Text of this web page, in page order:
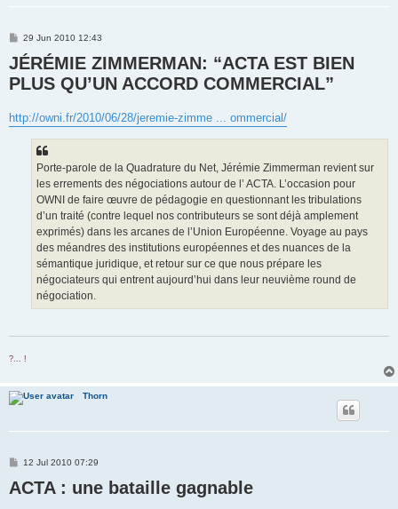
P
s
t
29 Jun 2010 12:43
JÉRÉMIE ZIMMERMAN: “ACTA EST BIEN
PLUS QU’UN ACCORD COMMERCIAL”
http://owni.fr/2010/06/28/jeremie-zimme ... ommercial/
Porte-parole de la Quadrature du Net, Jérémie Zimmerman revient sur
les errements des négociations autour de l’ ACTA. L’occasion pour
OWNI de faire œuvre de pédagogie en questionnant les tribulations
d’un traité (contre lequel nos contributeurs se sont déjà amplement
exprimés) dans les arcanes de l’Union Européenne. Voyage au pays
des méandres des institutions européennes et des nuances de la
sémantique juridique, et retour sur ce que nous prépare les
négociateurs qui entrent aujourd’hui dans leur neuvième round de
négociation.
?... !
Thorn
P
s
t
12 Jul 2010 07:29
ACTA : une bataille gagnable